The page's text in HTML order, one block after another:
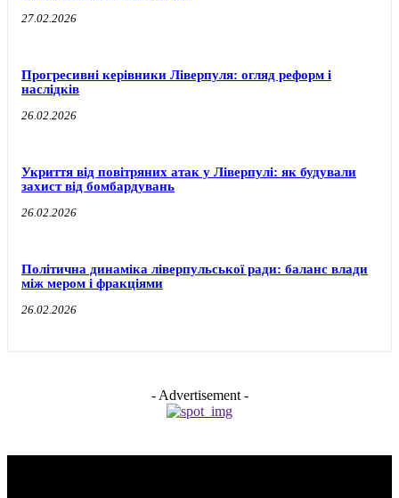
27.02.2026
Прогресивні керівники Ліверпуля: огляд реформ і
наслідків
26.02.2026
Укриття від повітряних атак у Ліверпулі: як будували
захист від бомбардувань
26.02.2026
Політична динаміка ліверпульської ради: баланс влади
між мером і фракціями
26.02.2026
- Advertisement -